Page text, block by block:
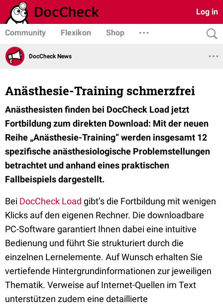
Log in
Community Flexikon Shop
DocCheck News
Anästhesie-Training schmerzfrei
Anästhesisten finden bei DocCheck Load jetzt
Fortbildung zum direkten Download: Mit der neuen
Reihe „Anästhesie-Training“ werden insgesamt 12
spezifische anästhesiologische Problemstellungen
betrachtet und anhand eines praktischen
Fallbeispiels dargestellt.
Bei DocCheck Load gibt’s die Fortbildung mit wenigen
Klicks auf den eigenen Rechner. Die downloadbare
PC-Software garantiert Ihnen dabei eine intuitive
Bedienung und führt Sie strukturiert durch die
einzelnen Lernelemente. Auf Wunsch erhalten Sie
vertiefende Hintergrundinformationen zur jeweiligen
Thematik. Verweise auf Internet-Quellen im Text
unterstützen zudem eine detaillierte